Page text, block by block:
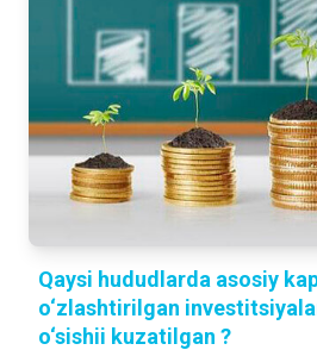
Qaysi hududlarda asosiy
o‘zlashtirilgan
o‘sishii kuzatilgan ?